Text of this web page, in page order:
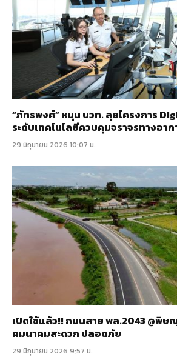
“ภัทรพงศ์” หนุน บวท. ลุยโครงการ
ระดับเทคโนโลยีควบคุมจราจรทางอาก
29 มิถุนายน 2026 10:07 น.
เปิดใช้แล้ว!! ถนนสาย พล.2043 @พิษ
คมนาคมสะดวก ปลอดภัย
29 มิถุนายน 2026 9:57 น.